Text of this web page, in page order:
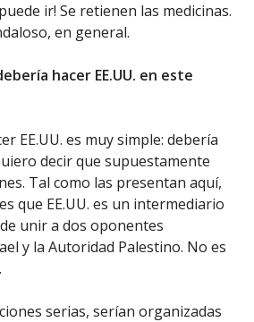
ir! Se retienen las medicinas.
en general.
hacer EE.UU. en este
EE.UU. es muy simple: debería
decir que supuestamente
Tal como las presentan aquí,
que EE.UU. es un intermediario
unir a dos oponentes
y la Autoridad Palestino. No es
serias, serían organizadas